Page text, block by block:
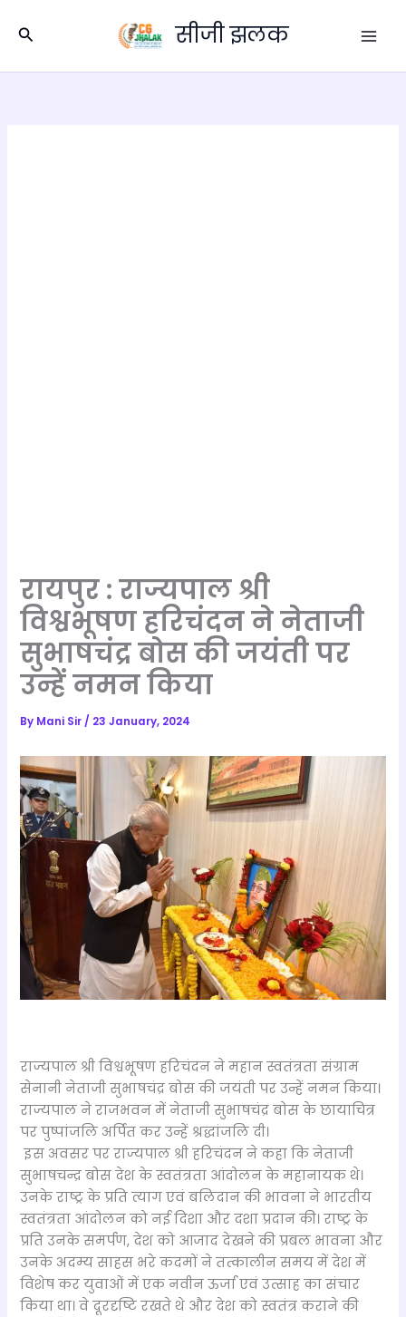
Search सीजी झलक
रायपुर : राज्यपाल श्री
विश्वभूषण हरिचंदन ने नेताजी
सुभाषचंद्र बोस की जयंती पर
उन्हें नमन किया
By Mani Sir/ 23 January, 2024
राज्यपाल श्री विश्वभूषण हरिचंदन ने महान स्वतंत्रता संग्राम
सेनानी नेताजी सुभाषचंद्र बोस की जयंती पर उन्हें नमन किया।
राज्यपाल ने राजभवन में नेताजी सुभाषचंद्र बोस के छायाचित्र
पर पुष्पांजलि अर्पित कर उन्हें श्रद्धांजलि दी।
इस अवसर पर राज्यपाल श्री हरिचंदन ने कहा कि नेताजी
सुभाषचन्द्र बोस देश के स्वतंत्रता आंदोलन के महानायक थे।
उनके राष्ट्र के प्रति त्याग एवं बलिदान की भावना ने भारतीय
स्वतंत्रता आंदोलन को नई दिशा और दशा प्रदान की। राष्ट्र के
प्रति उनके समर्पण, देश को आजाद देखने की प्रबल भावना और
उनके अदम्य साहस भरे कदमों ने तत्कालीन समय में देश में
विशेष कर युवाओं में एक नवीन ऊर्जा एवं उत्साह का संचार
किया था। वे दूरदृष्टि रखते थे और देश को स्वतंत्र कराने की